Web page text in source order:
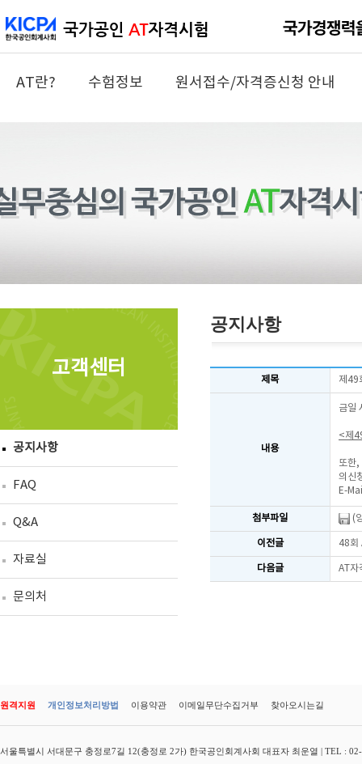
AT란? 수험정보 원서접수/자격증신청 안내
고객센터
공지사항
FAQ
Q&A
자료실
문의처
공지사항
제목 제49
내용
금일
<제
또한
의신
E-
첨부파일 (
이전글 48회
다음글 AT자
원격지원 개인정보처리방법 이용약관 이메일무단수집거부 찾아오시는길
서울특별시 서대문구 충정로7길 12(충정로 2가) 한국공인회계사회 대표자 최운열 | TEL :